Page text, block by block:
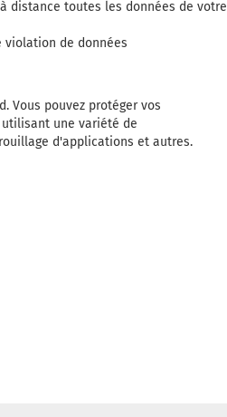
distance toutes les données de votre
violation de données
Vous pouvez protéger vos
une variété de
d'applications et autres.